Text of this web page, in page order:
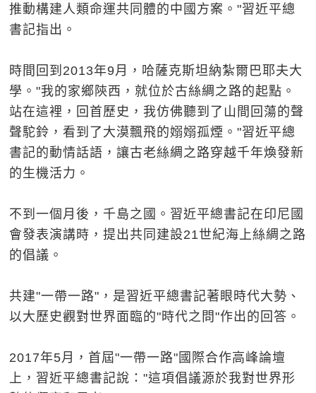
推動構建人類命運共同體的中國方案。"習近平總
書記指出。
時間回到2013年9月，哈薩克斯坦納紮爾巴耶夫大
學。"我的家鄉陝西，就位於古絲綢之路的起點。
站在這裡，回首歷史，我仿佛聽到了山間回蕩的聲
聲駝鈴，看到了大漠飄飛的嫋嫋孤煙。"習近平總
書記的動情話語，讓古老絲綢之路穿越千年煥發新
的生機活力。
不到一個月後，千島之國。習近平總書記在印尼國
會發表演講時，提出共同建設21世紀海上絲綢之路
的倡議。
共建"一帶一路"，是習近平總書記著眼時代大勢、
以大歷史觀對世界面臨的"時代之問"作出的回答。
2017年5月，首屆"一帶一路"國際合作高峰論壇
上，習近平總書記說："這項倡議源於我對世界形